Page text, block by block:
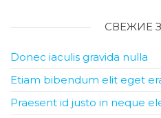
СВЕЖИЕ
Donec iaculis gravida nulla
Etiam bibendum elit eget
Praesent id justo in neque